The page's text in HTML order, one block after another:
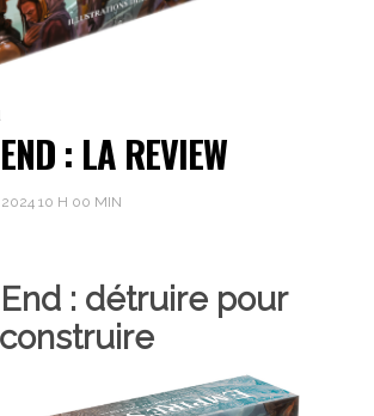
: LA REVIEW
2024 10 H 00 MIN
End : détruire pour